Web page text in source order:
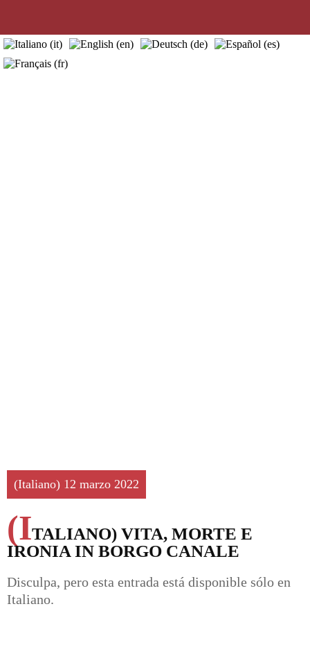
home
visitas guiadas
(Italiano) 12 marzo 2022
(ITALIANO) VITA, MORTE E
IRONIA IN BORGO CANALE
Disculpa, pero esta entrada está disponible sólo en
Italiano.